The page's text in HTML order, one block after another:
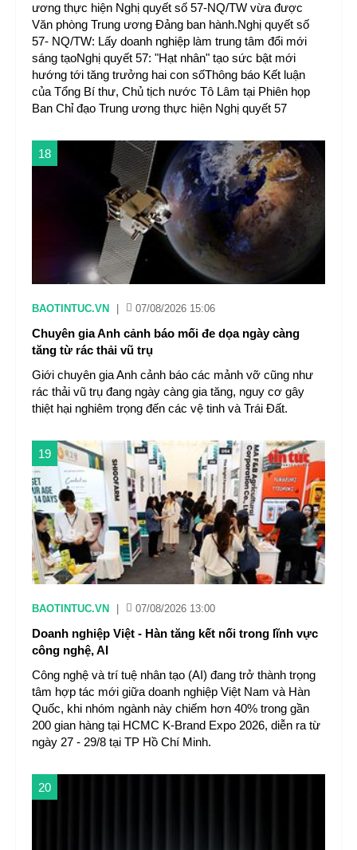
ương thực hiện Nghị quyết số 57-NQ/TW vừa được
Văn phòng Trung ương Đảng ban hành.Nghị quyết số
57- NQ/TW: Lấy doanh nghiệp làm trung tâm đổi mới
sáng tạoNghị quyết 57: "Hạt nhân" tạo sức bật mới
hướng tới tăng trưởng hai con sốThông báo Kết luận
của Tổng Bí thư, Chủ tịch nước Tô Lâm tại Phiên họp
Ban Chỉ đạo Trung ương thực hiện Nghị quyết 57
18
BAOTINTUC.VN 07/08/2026 15:06
Chuyên gia Anh cảnh báo mối đe dọa ngày càng
tăng từ rác thải vũ trụ
Giới chuyên gia Anh cảnh báo các mảnh vỡ cũng như
rác thải vũ trụ đang ngày càng gia tăng, nguy cơ gây
thiệt hại nghiêm trọng đến các vệ tinh và Trái Đất.
19
BAOTINTUC.VN 07/08/2026 13:00
Doanh nghiệp Việt - Hàn tăng kết nối trong lĩnh vực
công nghệ, AI
Công nghệ và trí tuệ nhân tạo (AI) đang trở thành trọng
tâm hợp tác mới giữa doanh nghiệp Việt Nam và Hàn
Quốc, khi nhóm ngành này chiếm hơn 40% trong gần
200 gian hàng tại HCMC K-Brand Expo 2026, diễn ra từ
ngày 27 - 29/8 tại TP Hồ Chí Minh.
20